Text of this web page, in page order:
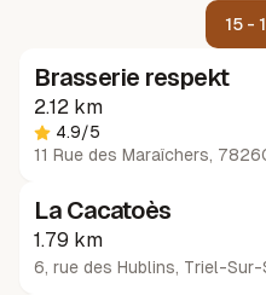
15 -
Brasserie respekt
2.12 km
4.9/5
11 Rue des Maraîchers,
La Cacatoès
1.79 km
6, rue des Hublins, Triel-Sur-